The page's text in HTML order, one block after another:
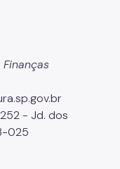
- Jd. dos
025